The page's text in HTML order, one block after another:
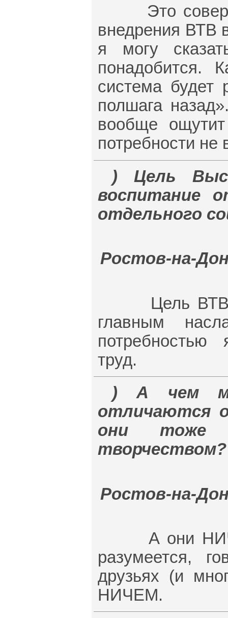
Это
внедрения ВТВ
я могу
понадобится.
система будет
полшага
вообще
потребности не
) Цель
воспитание
отдельного
Ростов-на-
Цель ВТВ –
главным
потребностью
труд.
) А чем
отличаются
они тоже
творчеством?
Ростов-на-
А они
разумеется,
друзьях (и
НИЧЕМ.